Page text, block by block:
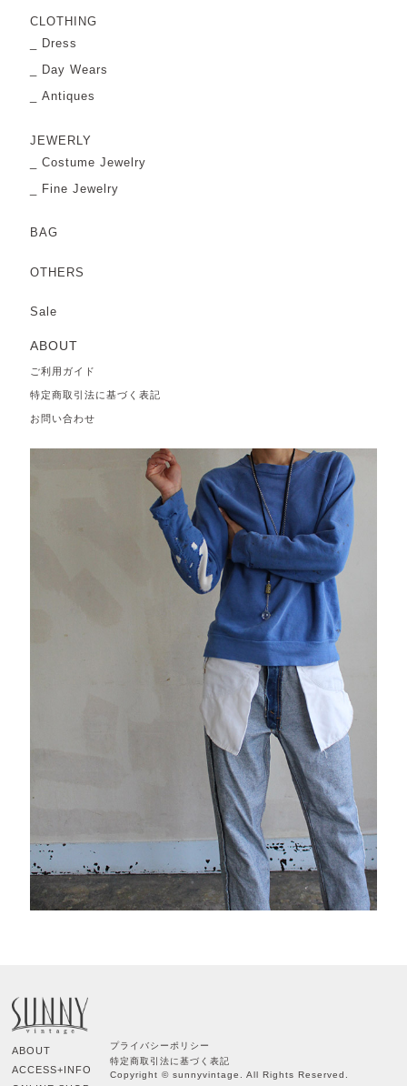
CLOTHING
Dress
Day Wears
Antiques
JEWERLY
Costume Jewelry
Fine Jewelry
BAG
OTHERS
Sale
ABOUT
ご利用ガイド
特定商取引法に基づく表記
お問い合わせ
ABOUT
ACCESS+INFO
プライバシーポリシー
特定商取引法に基づく表記
Copyright © sunnyvintage. All Rights Reserved.